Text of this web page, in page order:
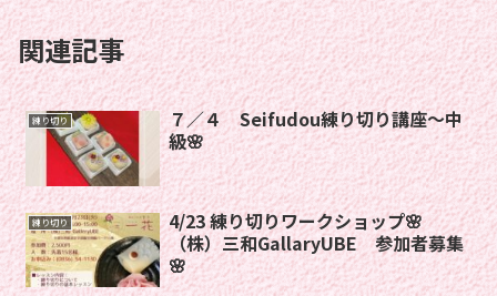
関連記事
練り切り
７／４ Seifudou練り切り講座〜中
級🌸
練り切り
4/23 練り切りワークショップ🌸
（株）三和GallaryUBE 参加者募集
🌸